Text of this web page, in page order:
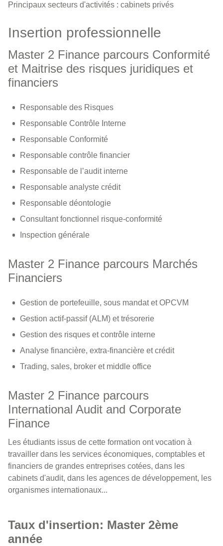
Principaux secteurs d'activités : cabinets privés
Insertion professionnelle
Master 2 Finance parcours Conformité
et Maitrise des risques juridiques et
financiers
Responsable des Risques
Responsable Contrôle Interne
Responsable Conformité
Responsable contrôle financier
Responsable de l’audit interne
Responsable analyste crédit
Responsable déontologie
Consultant fonctionnel risque-conformité
Inspection générale
Master 2 Finance parcours Marchés
Financiers
Gestion de portefeuille, sous mandat et OPCVM
Gestion actif-passif (ALM) et trésorerie
Gestion des risques et contrôle interne
Analyse financière, extra-financière et crédit
Trading, sales, broker et middle office
Master 2 Finance parcours
International Audit and Corporate
Finance
Les étudiants issus de cette formation ont vocation à
travailler dans les services économiques, comptables et
financiers de grandes entreprises cotées, dans les
cabinets d'audit, dans les agences de développement, les
organismes internationaux...
Taux d'insertion: Master 2ème
année